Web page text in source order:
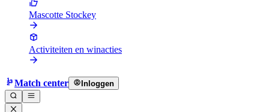
Mascotte Stockey
Activiteiten en winacties
Match center Inloggen